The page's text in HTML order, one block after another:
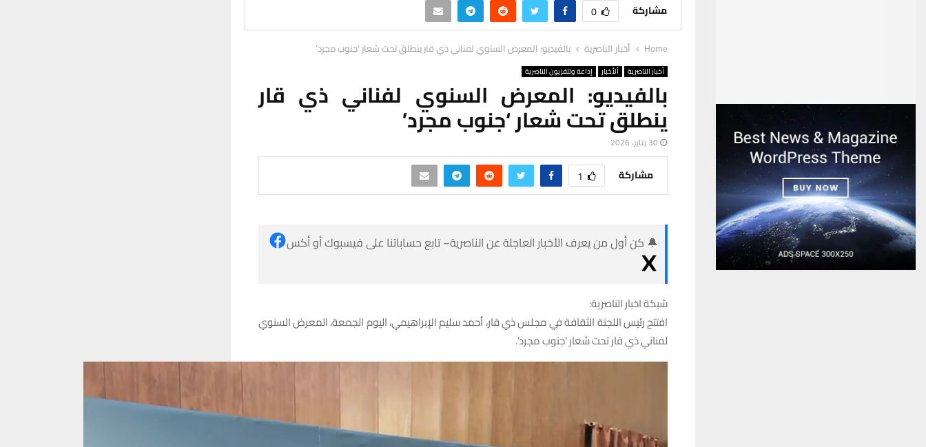
مشاركة 0
Home أخبار الناصرية بالفيديو: المعرض السنوي لفناني ذي قار ينطلق تحت شعار ‘جنوب مجرد’
أخبار الناصرية ألأخبار إذاعة وتلفزيون الناصرية
بالفيديو: المعرض السنوي لفناني ذي قار
ينطلق تحت شعار ‘جنوب مجرد’
30 يناير، 2026
مشاركة 1
🔔 كن أول من يعرف الأخبار العاجلة عن الناصرية– تابع حساباتنا على فيسبوك أو أكس
شبكة اخبار الناصرية:
افتتح رئيس اللجنة الثقافة في مجلس ذي قار، أحمد سليم الإبراهيمي، اليوم الجمعة، المعرض السنوي
لفناني ذي قار تحت شعار ‘جنوب مجرد’.